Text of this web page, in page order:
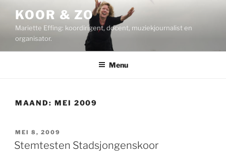
inhoud
KOOR & ZO
Mariette Effing: koordirigent, docent, muziekjournalist en
organisator.
Menu
MAAND: MEI 2009
GEPLAATST
OP
MEI 8, 2009
Stemtesten Stadsjongenskoor